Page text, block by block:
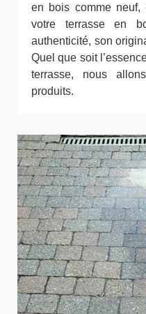
en bois comme neuf,
votre terrasse en
authenticité, son
Quel que soit
terrasse, nous
produits.